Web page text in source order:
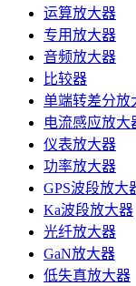
运算放大器
专用放大器
音频放大器
比较器
单端转差分放
电流感应放大
仪表放大器
功率放大器
GPS波段放大
Ka波段放大器
光纤放大器
GaN放大器
低失真放大器